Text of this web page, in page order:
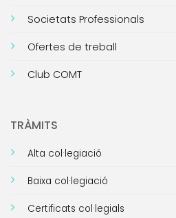
Societats Professionals
Ofertes de treball
Club COMT
TRÀMITS
Alta col·legiació
Baixa col·legiació
Certificats col·legials